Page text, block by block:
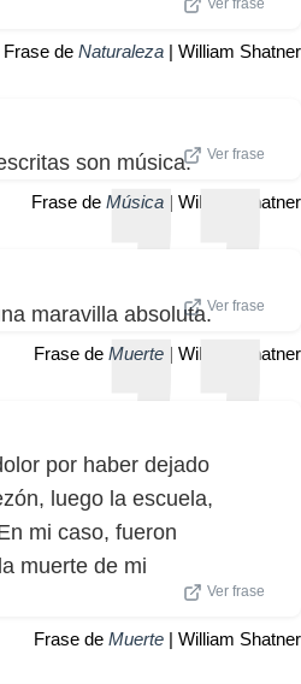
Ver frase
Frase de Naturaleza | William Shatner
son música. Ver frase
Frase de Música | William Shatner
maravilla absoluta.Ver frase
Frase de Muerte | William Shatner
por haber dejado
luego la escuela,
mi caso, fueron
muerte de mi
Ver frase
Frase de Muerte | William Shatner